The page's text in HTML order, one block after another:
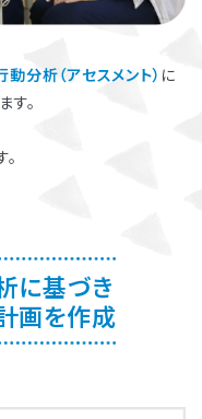
動分析（アセスメント） に
。
に基づき
画を作成